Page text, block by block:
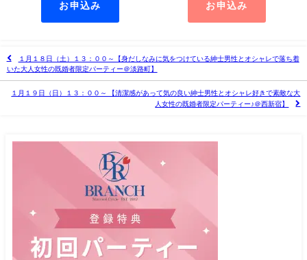
お申込み
お申込み
１月１８日（土）１３：００～【身だしなみに気をつけている紳士男性とオシャレで落ち着
いた大人女性の既婚者限定パーティー＠淡路町】
１月１９日（日）１３：００～ 【清潔感があって気の良い紳士男性とオシャレ好きで素敵な大
人女性の既婚者限定パーティー♪＠西新宿】